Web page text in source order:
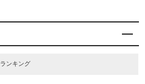
ンキング